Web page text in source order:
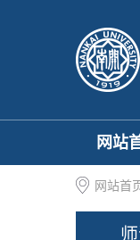
网站
网站首